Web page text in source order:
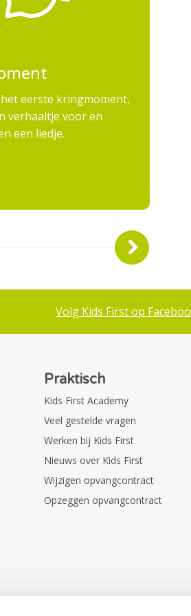
eerste kringmoment,
verhaaltje voor en
een liedje.
Volg Kids First op
Praktisch
Kids First Academy
Veel gestelde vragen
Werken bij Kids First
Nieuws over Kids First
Wijzigen opvangcontract
Opzeggen opvangcontract